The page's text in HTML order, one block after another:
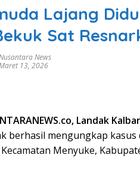
Lajang
Sat
News
13, 2026
Landak Kalbar
berhasil mengungkap
Menyuke,